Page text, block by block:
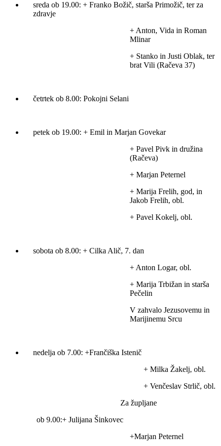
sreda ob 19.00: + Franko Božič, starša Primožič, ter za
zdravje
+ Anton, Vida in Roman
Mlinar
+ Stanko in Justi Oblak, ter
brat Vili (Račeva 37)
četrtek ob 8.00: Pokojni Selani
petek ob 19.00: + Emil in Marjan Govekar
+ Pavel Pivk in družina
(Račeva)
+ Marjan Peternel
+ Marija Frelih, god, in
Jakob Frelih, obl.
+ Pavel Kokelj, obl.
sobota ob 8.00: + Cilka Alič, 7. dan
+ Anton Logar, obl.
+ Marija Trbižan in starša
Pečelin
V zahvalo Jezusovemu in
Marijinemu Srcu
nedelja ob 7.00: +Frančiška Istenič
+ Milka Žakelj, obl.
+ Venčeslav Strlič, obl.
Za župljane
ob 9.00:+ Julijana Šinkovec
+Marjan Peternel